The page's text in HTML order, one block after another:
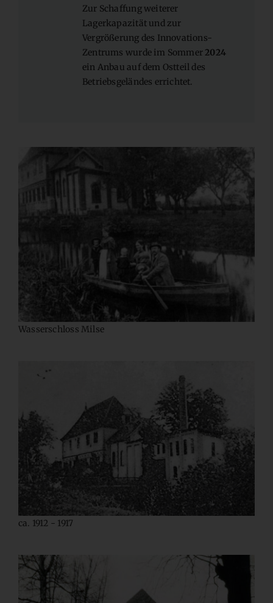
Zur Schaffung weiterer
Lagerkapazität und zur
Vergrößerung des Innovations-
Zentrums wurde im Sommer2024
ein Anbau auf dem Ostteil des
Betriebsgeländes errichtet.
Wasserschloss Milse
ca. 1912 - 1917